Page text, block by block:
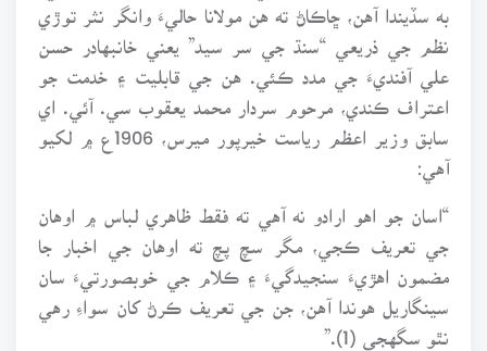
به سڏيندا آهن، ڇاڪاڻ ته هن مولانا حاليءَ وانگر نثر توڙي
نظم جي ذريعي “سنڌ جي سر سيد” يعني خانبهادر حسن
علي آفنديءَ جي مدد ڪئي. هن جي قابليت ۽ خدمت جو
اعتراف ڪندي، مرحوم سردار محمد يعقوب سي. آئي. اي
سابق وزير اعظم رياست خيرپور ميرس، 1906ع ۾ لکيو
آهي:
“اسان جو اهو ارادو نه آهي ته فقط ظاهري لباس ۾ اوهان
جي تعريف ڪجي، مگر سچ پچ ته اوهان جي اخبار جا
مضمون اهڙيءَ سنجيدگيءَ ۽ ڪلام جي خوبصورتيءَ سان
سينگاريل هوندا آهن، جن جي تعريف ڪرڻ کان سواءِ رهي
نٿو سگهجي (1).”